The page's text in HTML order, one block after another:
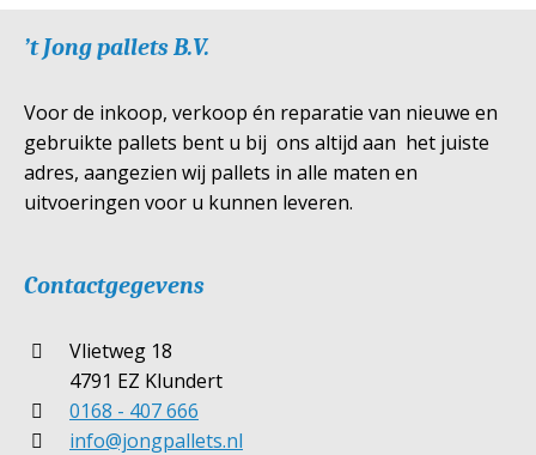
’t Jong pallets B.V.
Voor de inkoop, verkoop én reparatie van nieuwe en
gebruikte pallets bent u bij ons altijd aan het juiste
adres, aangezien wij pallets in alle maten en
uitvoeringen voor u kunnen leveren.
Contactgegevens
Vlietweg 18
4791 EZ Klundert
0168 - 407 666
info@jongpallets.nl